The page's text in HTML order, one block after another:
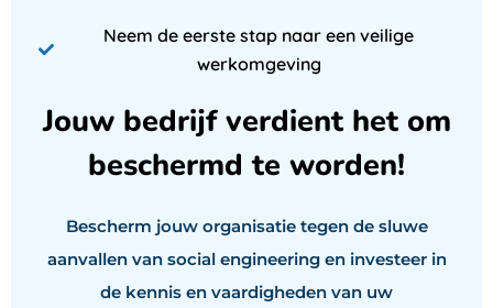
Neem de eerste stap naar een veilige
werkomgeving
Jouw bedrijf verdient het om
beschermd te worden!
Bescherm jouw organisatie tegen de sluwe
aanvallen van social engineering en investeer in
de kennis en vaardigheden van uw